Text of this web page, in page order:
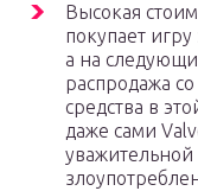
Высокая
покупает
а на
распродажа
средства в
даже сами
уважительной